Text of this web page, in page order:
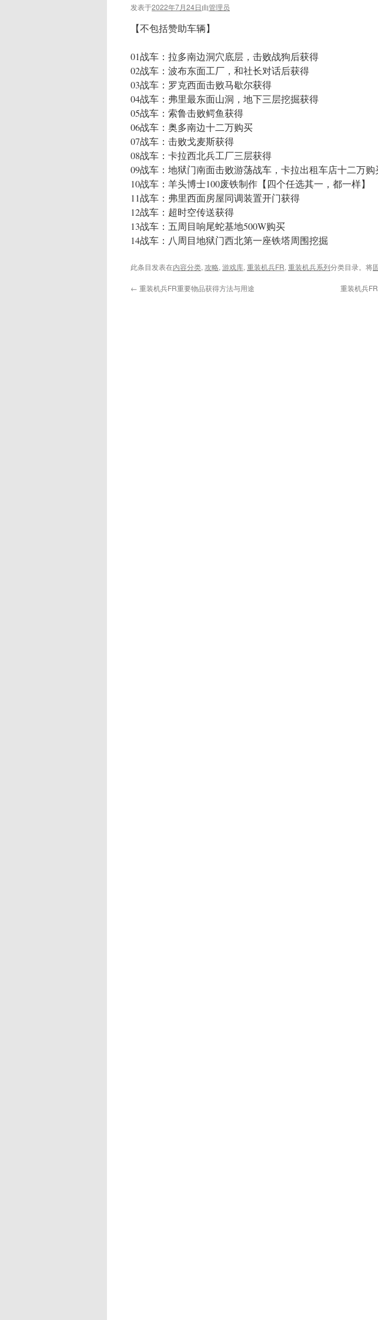
发表于2022年7月24日由管理员
【不包括赞助车辆】
01战车：拉多南边洞穴底层，击败战狗后获得
02战车：波布东面工厂，和社长对话后获得
03战车：罗克西面击败马歇尔获得
04战车：弗里最东面山洞，地下三层挖掘获得
05战车：索鲁击败鳄鱼获得
06战车：奥多南边十二万购买
07战车：击败戈麦斯获得
08战车：卡拉西北兵工厂三层获得
09战车：地狱门南面击败游荡战车，卡拉出租车店十二万购
10战车：羊头博士100废铁制作【四个任选其一，都一样】
11战车：弗里西面房屋同调装置开门获得
12战车：超时空传送获得
13战车：五周目响尾蛇基地500W购买
14战车：八周目地狱门西北第一座铁塔周围挖掘
此条目发表在内容分类, 攻略, 游戏库, 重装机兵FR, 重装机兵系列分类目录。将
← 重装机兵FR重要物品获得方法与用途 重装机兵